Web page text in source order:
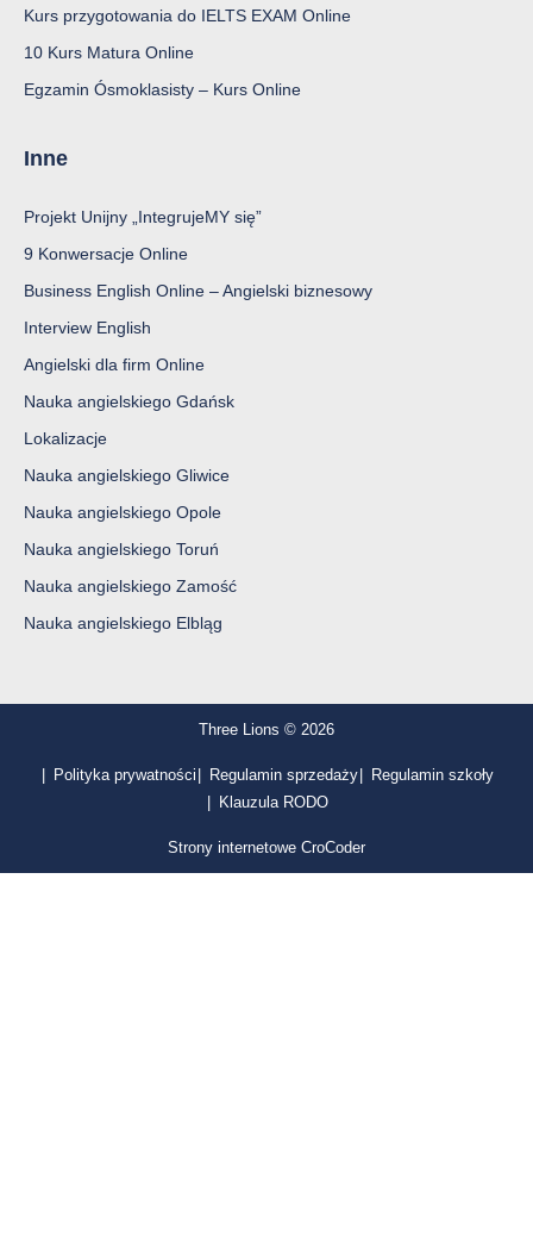
Kurs przygotowania do IELTS EXAM Online
10 Kurs Matura Online
Egzamin Ósmoklasisty – Kurs Online
Inne
Projekt Unijny „IntegrujeMY się”
9 Konwersacje Online
Business English Online – Angielski biznesowy
Interview English
Angielski dla firm Online
Nauka angielskiego Gdańsk
Lokalizacje
Nauka angielskiego Gliwice
Nauka angielskiego Opole
Nauka angielskiego Toruń
Nauka angielskiego Zamość
Nauka angielskiego Elbląg
Three Lions © 2026
Polityka prywatności Regulamin sprzedaży
Regulamin szkoły
Klauzula RODO
Strony internetowe CroCoder